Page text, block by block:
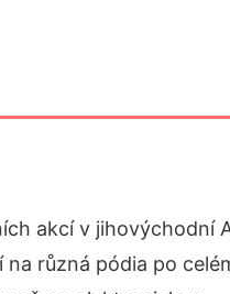
akcí v jihovýchodní
různá pódia po